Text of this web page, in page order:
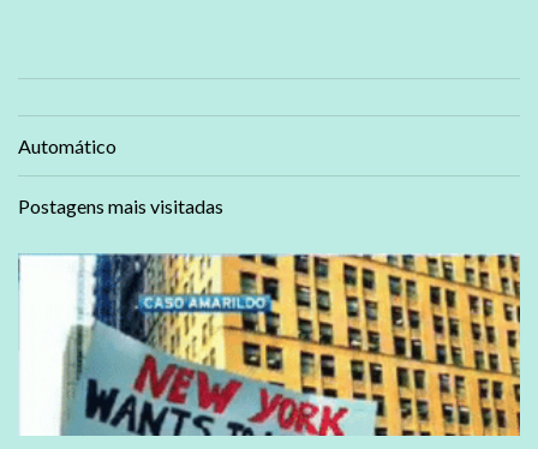
Automático
Postagens mais visitadas